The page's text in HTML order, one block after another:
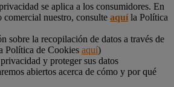
se aplica a los consumidores. En
comercial nuestro, consulte aquíla Política
sobre la recopilación de datos a través de
Política de Cookies aquí)
y proteger sus datos
abiertos acerca de cómo y por qué